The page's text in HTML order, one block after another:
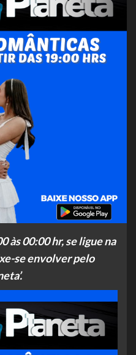
às 00:00 hr, se ligue na
se envolver pelo